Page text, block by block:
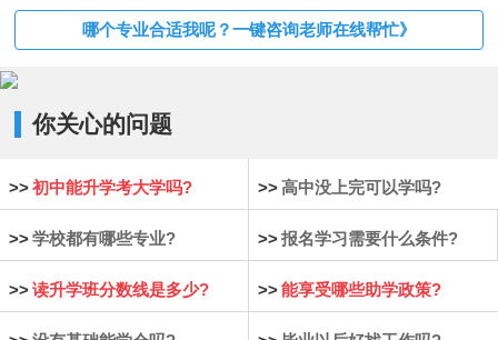
哪个专业合适我呢？一键咨询老师在线帮忙》
你关心的问题
>> 初中能升学考大学吗? >> 高中没上完可以学吗?
>> 学校都有哪些专业? >> 报名学习需要什么条件?
>> 读升学班分数线是多少? >> 能享受哪些助学政策?